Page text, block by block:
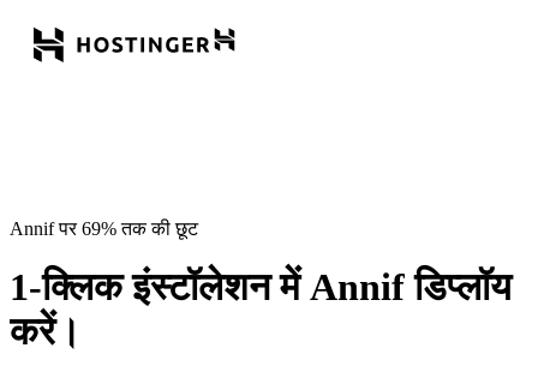
Annif पर 69% तक की छूट
1-क्लिक इंस्टॉलेशन में Annif डिप्लॉय
करें।